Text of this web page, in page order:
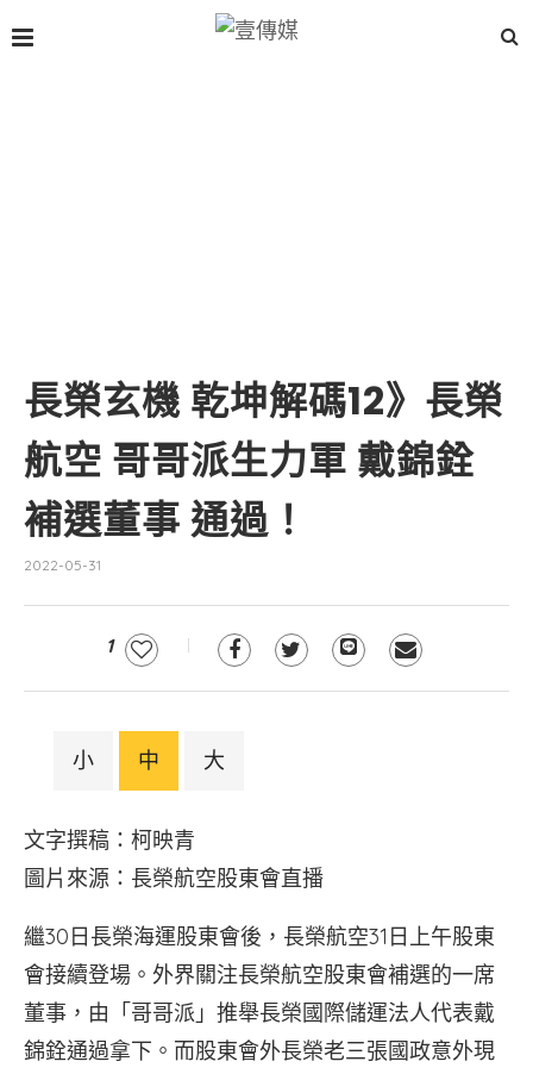
長榮玄機 乾坤解碼12》長榮
航空 哥哥派生力軍 戴錦銓
補選董事 通過！
2022-05-31
1
小 中 大
文字撰稿：柯映青
圖片來源：長榮航空股東會直播
繼30日長榮海運股東會後，長榮航空31日上午股東
會接續登場。外界關注長榮航空股東會補選的一席
董事，由「哥哥派」推舉長榮國際儲運法人代表戴
錦銓通過拿下。而股東會外長榮老三張國政意外現